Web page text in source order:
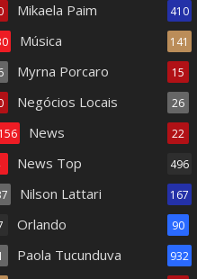
Mikaela Paim
Música
Myrna Porcaro
Negócios Locais
News
News Top
Nilson Lattari
Orlando
Paola Tucunduva
410
141
15
26
22
496
167
90
932